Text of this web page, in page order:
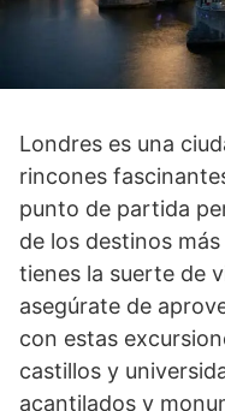
Londres es una
rincones
punto de partida
de los destinos
tienes la suerte de
asegúrate de
con estas
castillos y
acantilados y